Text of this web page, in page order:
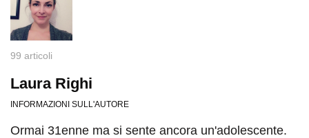
99 articoli
Laura Righi
INFORMAZIONI SULL'AUTORE
Ormai 31enne ma si sente ancora un'adolescente.